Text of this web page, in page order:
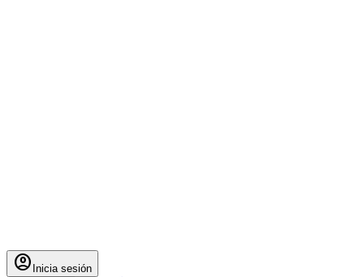
account_circle Inicia sesión